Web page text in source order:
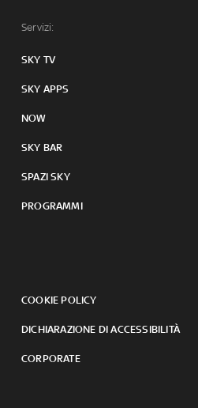
Servizi:
SKY TV
SKY APPS
NOW
SKY BAR
SPAZI SKY
PROGRAMMI
COOKIE POLICY
DICHIARAZIONE DI ACCESSIBILITÀ
CORPORATE